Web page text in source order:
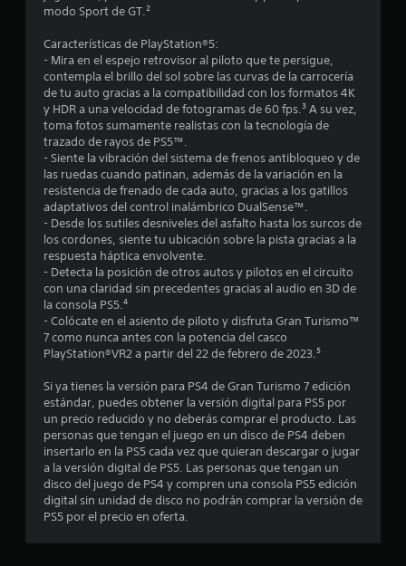
o
d
e
g
a
t
i
l
l
o
a
d
a
p
t
a
t
i
v
o
P
u
e
d
e
s
j
u
g
r
c
i
a
c
i
n
e
m
á
t
i
c
a
(
s
o
l
o
e
j
u
g
o
o
f
f
l
i
n
e
)
modo Sport de GT.²
Características de PlayStation®5:
- Mira en el espejo retrovisor al piloto que te persigue,
contempla el brillo del sol sobre las curvas de la carrocería
de tu auto gracias a la compatibilidad con los formatos 4K
y HDR a una velocidad de fotogramas de 60 fps.³ A su vez,
toma fotos sumamente realistas con la tecnología de
trazado de rayos de PS5™.
- Siente la vibración del sistema de frenos antibloqueo y de
las ruedas cuando patinan, además de la variación en la
resistencia de frenado de cada auto, gracias a los gatillos
adaptativos del control inalámbrico DualSense™.
- Desde los sutiles desniveles del asfalto hasta los surcos de
los cordones, siente tu ubicación sobre la pista gracias a la
respuesta háptica envolvente.
- Detecta la posición de otros autos y pilotos en el circuito
con una claridad sin precedentes gracias al audio en 3D de
la consola PS5.⁴
- Colócate en el asiento de piloto y disfruta Gran Turismo™
7 como nunca antes con la potencia del casco
PlayStation®VR2 a partir del 22 de febrero de 2023.⁵
Si ya tienes la versión para PS4 de Gran Turismo 7 edición
estándar, puedes obtener la versión digital para PS5 por
un precio reducido y no deberás comprar el producto. Las
personas que tengan el juego en un disco de PS4 deben
insertarlo en la PS5 cada vez que quieran descargar o jugar
a la versión digital de PS5. Las personas que tengan un
disco del juego de PS4 y compren una consola PS5 edición
digital sin unidad de disco no podrán comprar la versión de
PS5 por el precio en oferta.